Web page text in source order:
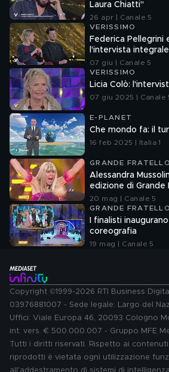
Laura Chiatti"
26 apr | Canale 5
VERISSIMO
Federica Pellegrini
l'intervista integrale
07 giu | Canale 5
VERISSIMO
Licia Colò:
07 giu 2025 | Canale
E-PLANET
Che mondo fa: il
16 feb 2025 | Italia 1
GRANDE
Alessandra
edizione di Grande
20 mag | Canale 5
GRANDE
I finalisti
coreografia
19 mag | Canale 5
Copyright ©1999-2026 RTI Business
03976881007 - Sede legale: Largo del
Uffici: Viale Europa 46, 20093 Cologno
int. vers. € 500.000.007 - Gruppo MFE
Tutti i diritti riservati. Rispetto ai
riprodotti è vietata ogni utilizzazione